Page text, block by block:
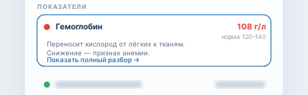
ПОКАЗАТЕЛИ
Гемоглобин 108 г/л
норма 120–140
Переносит кислород от лёгких к тканям.
Снижение — признак анемии.
Показать полный разбор →